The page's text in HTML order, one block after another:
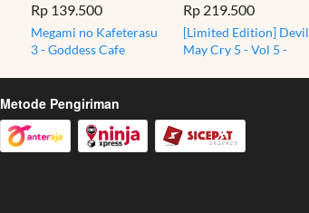
Rp 139.500
Megami no Kafeterasu
3 - Goddess Cafe
Rp 219.500
[Limited Edition] Devil
May Cry 5 - Vol 5 -
Metode Pengiriman